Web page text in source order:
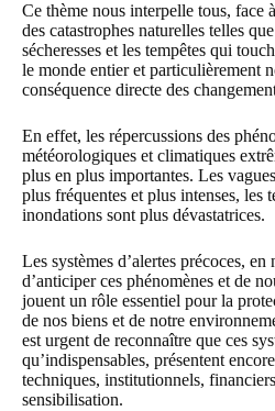
Ce thème nous interpelle tous, face
des catastrophes naturelles telles
sécheresses et les tempêtes qui
le monde entier et particulièrement
conséquence directe des
En effet, les répercussions des
météorologiques et climatiques
plus en plus importantes. Les
plus fréquentes et plus intenses, les
inondations sont plus dévastatrices.
Les systèmes d’alertes précoces, en
d’anticiper ces phénomènes et de
jouent un rôle essentiel pour la
de nos biens et de notre
est urgent de reconnaître que ces
qu’indispensables, présentent
techniques, institutionnels,
sensibilisation.